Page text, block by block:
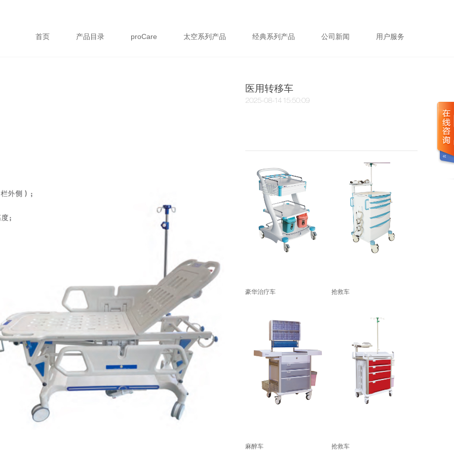
首页 产品目录 proCare 太空系列产品 经典系列产品 公司新闻 用户服务
医用转移车
2025-08-14 15:50:09
豪华治疗车 抢救车
麻醉车 抢救车